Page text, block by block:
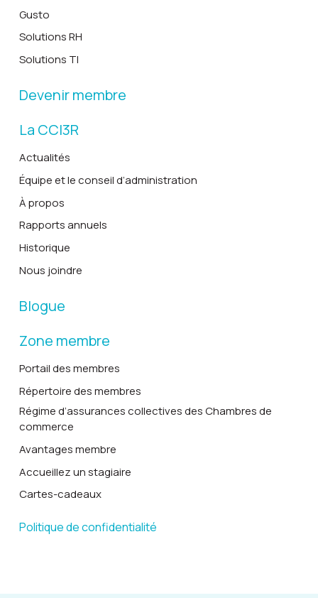
Gusto
Solutions RH
Solutions TI
Devenir membre
La CCI3R
Actualités
Équipe et le conseil d’administration
À propos
Rapports annuels
Historique
Nous joindre
Blogue
Zone membre
Portail des membres
Répertoire des membres
Régime d’assurances collectives des Chambres de
commerce
Avantages membre
Accueillez un stagiaire
Cartes-cadeaux
Politique de confidentialité